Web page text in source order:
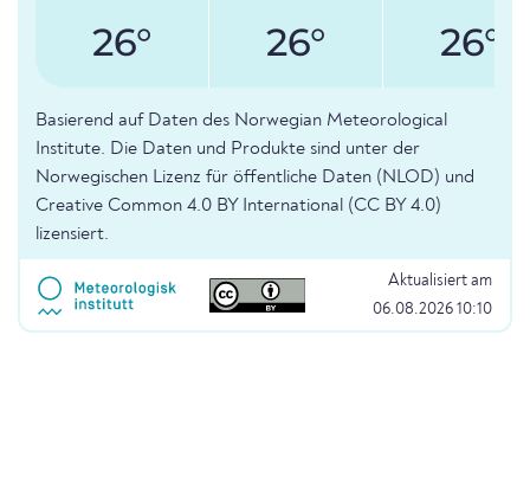
26° 26° 26°
Basierend auf Daten des Norwegian Meteorological
Institute. Die Daten und Produkte sind unter der
Norwegischen Lizenz für öffentliche Daten (NLOD) und
Creative Common 4.0 BY International (CC BY 4.0)
lizensiert.
Aktualisiert am
06.08.2026 10:10